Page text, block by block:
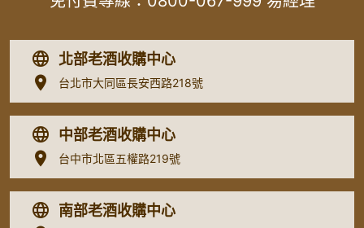
北部老酒收購中心
台北市大同區長安西路218號
中部老酒收購中心
台中市北區五權路219號
南部老酒收購中心